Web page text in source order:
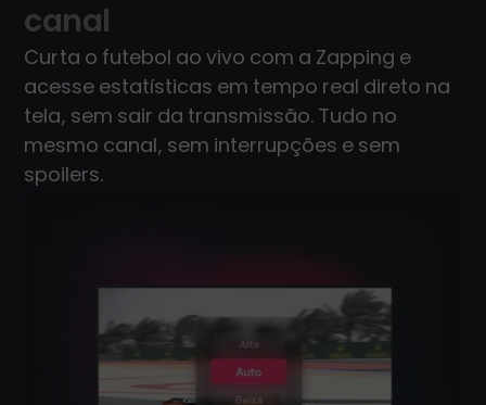
canal
Curta o futebol ao vivo com a Zapping e
acesse estatísticas em tempo real direto na
tela, sem sair da transmissão. Tudo no
mesmo canal, sem interrupções e sem
spoilers.